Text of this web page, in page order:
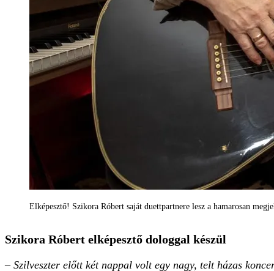
Elképesztő! Szikora Róbert saját duettpartnere lesz a hamarosan
Szikora Róbert elképesztő dologgal készül
– Szilveszter előtt két nappal volt egy nagy, telt házas